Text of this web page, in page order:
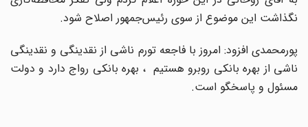
نگذاشت این موضوع از سوی رئیس‌جمهور اصلاح شود.
پورمحمدی افزود: امروز با فاجعه تورم ناشی از نقدینگی و نقدینگی
ناشی از بهره بانکی روبرو هستیم ، بهره بانکی رواج دارد و دولت
مسئول و پاسخگو است.